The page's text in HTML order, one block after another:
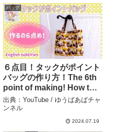
バッグ
６点目！タックがポイント
バッグの作り方！The 6th
point of making! How to
make a tuck point bag –
ゆうばあばチャンネル
出典：YouTube / ゆうばあばチャ
ンネル
2024.07.19